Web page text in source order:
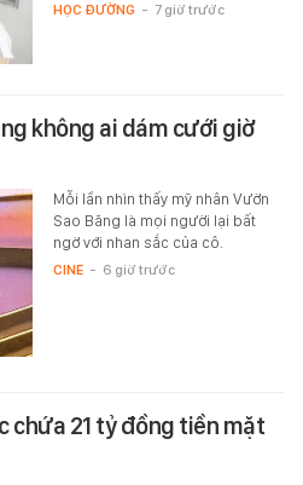
HỌC ĐƯỜNG - 7 giờ trước
không ai dám cưới giờ
Mỗi lần nhìn thấy mỹ nhân Vườn
Sao Băng là mọi người lại bất
ngờ với nhan sắc của cô.
CINE - 6 giờ trước
chứa 21 tỷ đồng tiền mặt